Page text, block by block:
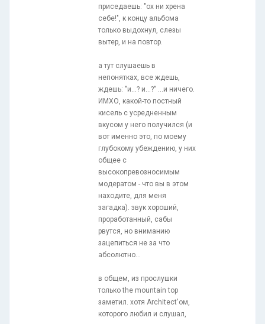
приседаешь: "ох ни хрена
себе!", к концу альбома
только выдохнул, слезы
вытер, и на повтор.
а тут слушаешь в
непонятках, все ждешь,
ждешь: "и...? и...?" ...и ничего.
ИМХО, какой-то постный
кисель с усредненным
вкусом у него получился (и
вот именно это, по моему
глубокому убеждению, у них
общее с
высокопревозносимым
модератом - что вы в этом
находите, для меня
загадка). звук хороший,
проработанный, сабы
рвутся, но вниманию
зацепиться не за что
абсолютно...
в общем, из прослушки
только the mountain top
заметил. хотя Architect'ом,
которого любил и слушал,